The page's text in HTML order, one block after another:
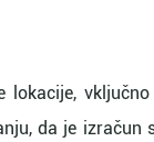
lokacije,
da je izračun